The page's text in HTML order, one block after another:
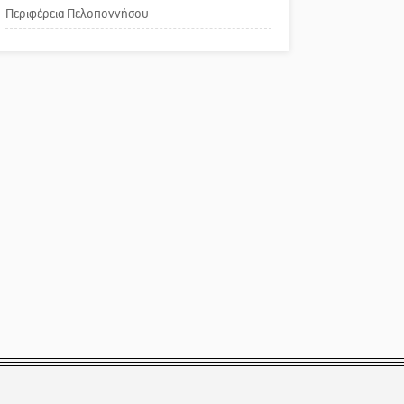
Παράδειγμα κοινωνικής
Περιφέρεια Πελοποννήσου